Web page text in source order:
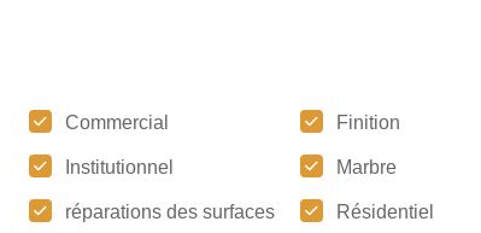
Commercial Finition
Institutionnel Marbre
réparations des surfaces Résidentiel